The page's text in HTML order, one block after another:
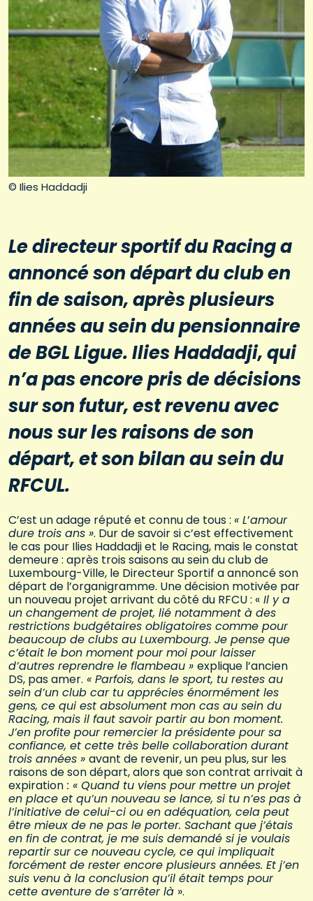
© Ilies Haddadji
Le directeur sportif du Racing a
annoncé son départ du club en
fin de saison, après plusieurs
années au sein du pensionnaire
de BGL Ligue. Ilies Haddadji, qui
n’a pas encore pris de décisions
sur son futur, est revenu avec
nous sur les raisons de son
départ, et son bilan au sein du
RFCUL.
C’est un adage réputé et connu de tous : « L’amour
dure trois ans ». Dur de savoir si c’est effectivement
le cas pour Ilies Haddadji et le Racing, mais le constat
demeure : après trois saisons au sein du club de
Luxembourg-Ville, le Directeur Sportif a annoncé son
départ de l’organigramme. Une décision motivée par
un nouveau projet arrivant du côté du RFCU : « Il y a
un changement de projet, lié notamment à des
restrictions budgétaires obligatoires comme pour
beaucoup de clubs au Luxembourg. Je pense que
c’était le bon moment pour moi pour laisser
d’autres reprendre le flambeau » explique l’ancien
DS, pas amer. « Parfois, dans le sport, tu restes au
sein d’un club car tu apprécies énormément les
gens, ce qui est absolument mon cas au sein du
Racing, mais il faut savoir partir au bon moment.
J’en profite pour remercier la présidente pour sa
confiance, et cette très belle collaboration durant
trois années » avant de revenir, un peu plus, sur les
raisons de son départ, alors que son contrat arrivait à
expiration : « Quand tu viens pour mettre un projet
en place et qu’un nouveau se lance, si tu n’es pas à
l’initiative de celui-ci ou en adéquation, cela peut
être mieux de ne pas le porter. Sachant que j’étais
en fin de contrat, je me suis demandé si je voulais
repartir sur ce nouveau cycle, ce qui impliquait
forcément de rester encore plusieurs années. Et j’en
suis venu à la conclusion qu’il était temps pour
cette aventure de s’arrêter là ».